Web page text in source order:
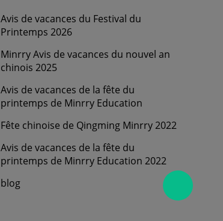
Avis de vacances du Festival du
Printemps 2026
Minrry Avis de vacances du nouvel an
chinois 2025
Avis de vacances de la fête du
printemps de Minrry Education
Fête chinoise de Qingming Minrry 2022
Avis de vacances de la fête du
printemps de Minrry Education 2022
blog